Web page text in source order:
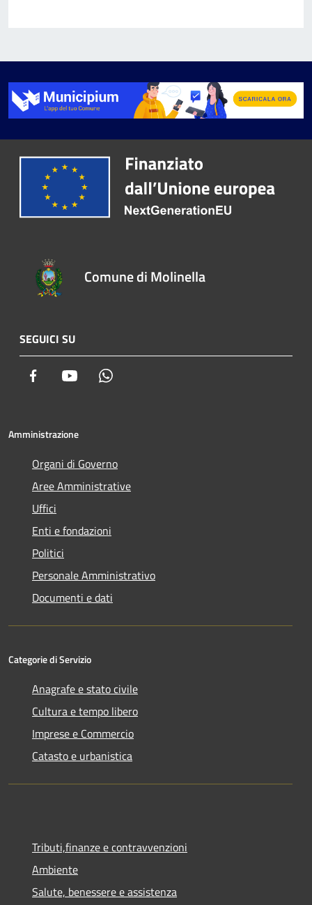
Comune di Molinella
SEGUICI SU
Facebook Youtube
Amministrazione
Organi di Governo
Aree Amministrative
Uffici
Enti e fondazioni
Politici
Personale Amministrativo
Documenti e dati
Categorie di Servizio
Anagrafe e stato civile
Cultura e tempo libero
Imprese e Commercio
Catasto e urbanistica
Tributi,finanze e contravvenzioni
Ambiente
Salute, benessere e assistenza